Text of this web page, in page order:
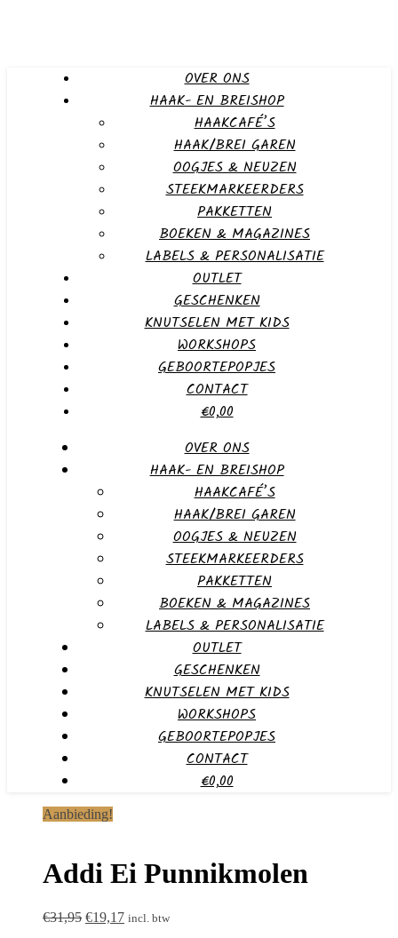
OVER ONS
HAAK- EN BREISHOP
HAAKCAFÉ’S
HAAK/BREI GAREN
OOGJES & NEUZEN
STEEKMARKEERDERS
PAKKETTEN
BOEKEN & MAGAZINES
LABELS & PERSONALISATIE
OUTLET
GESCHENKEN
KNUTSELEN MET KIDS
WORKSHOPS
GEBOORTEPOPJES
CONTACT
€0,00
OVER ONS
HAAK- EN BREISHOP
HAAKCAFÉ’S
HAAK/BREI GAREN
OOGJES & NEUZEN
STEEKMARKEERDERS
PAKKETTEN
BOEKEN & MAGAZINES
LABELS & PERSONALISATIE
OUTLET
GESCHENKEN
KNUTSELEN MET KIDS
WORKSHOPS
GEBOORTEPOPJES
CONTACT
€0,00
Aanbieding!
Addi Ei Punnikmolen
€31,95 Oorspronkelijke
€19,17Huidige
incl. btw